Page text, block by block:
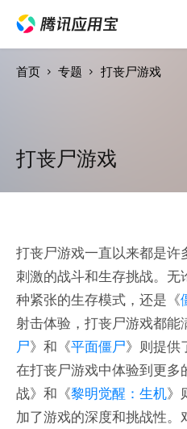
首页 专题 打丧尸游戏
打丧尸游戏
打丧尸游戏一直以来都是许
刺激的战斗和生存挑战。无
种紧张的生存模式，还是《
射击体验，打丧尸游戏都能
尸》和《平面僵尸》则提供
在打丧尸游戏中体验到更多
战》和《黎明觉醒：生机》
加了游戏的深度和挑战性。